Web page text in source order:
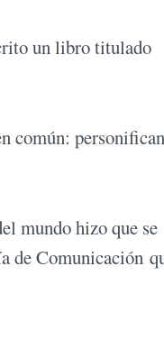
un libro titulado
común: personifican
mundo hizo que se
de Comunicación